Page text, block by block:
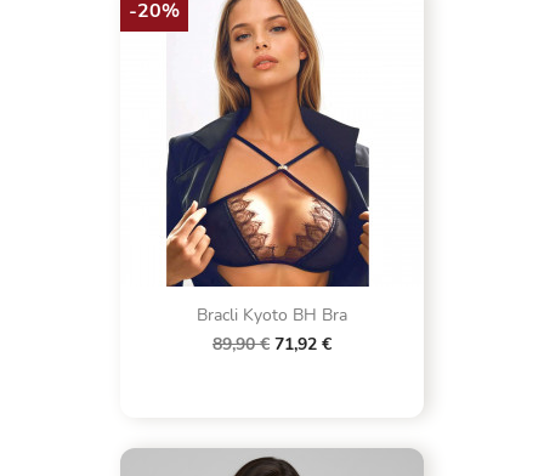
Bracli Kyoto BH Bra
89,90 € 71,92 €
-20%